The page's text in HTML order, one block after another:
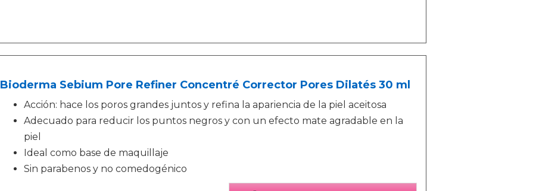
Bioderma Sebium Pore Refiner Concentré Corrector Pores Dilatés 30 ml
Acción: hace los poros grandes juntos y refina la apariencia de la piel aceitosa
Adecuado para reducir los puntos negros y con un efecto mate agradable en la
piel
Ideal como base de maquillaje
Sin parabenos y no comedogénico